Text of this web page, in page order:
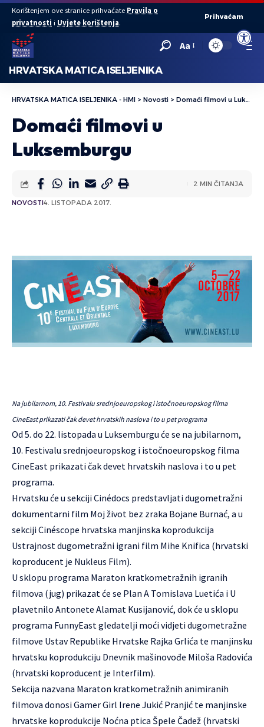
Open
Korištenjem ove stranice prihvaćate Pravila o
privatnosti i Uvjete korištenja.
Prihvaćam
Aa
HRVATSKA MATICA ISELJENIKA
HRVATSKA MATICA ISELJENIKA - HMI > Novosti > Domaći filmovi u Luksemburgu
Domaći filmovi u
Luksemburgu
NOVOSTI4. LISTOPADA 2017.
2 MIN ČITANJA
Na jubilarnom, 10. Festivalu srednjoeuropskog i istočnoeuropskog filma
CineEast prikazati čak devet hrvatskih naslova i to u pet programa
Od 5. do 22. listopada u Luksemburgu će se na jubilarnom,
10. Festivalu srednjoeuropskog i istočnoeuropskog filma
CineEast prikazati čak devet hrvatskih naslova i to u pet
programa.
Hrvatsku će u sekciji Cinédocs predstavljati dugometražni
dokumentarni film Moj život bez zraka Bojane Burnać, a u
sekciji Cinéscope hrvatska manjinska koprodukcija
Ustrajnost dugometražni igrani film Mihe Knifica (hrvatski
koproducent je Nukleus Film).
U sklopu programa Maraton kratkometražnih igranih
filmova (jug) prikazat će se Plan A Tomislava Luetića i U
plavetnilo Antonete Alamat Kusijanović, dok će u sklopu
programa FunnyEast gledatelji moći vidjeti dugometražne
filmove Ustav Republike Hrvatske Rajka Grlića te manjinsku
hrvatsku koprodukciju Dnevnik mašinovođe Miloša Radovića
(hrvatski koproducent je Interfilm).
Sekcija nazvana Maraton kratkometražnih animiranih
filmova donosi Gamer Girl Irene Jukić Pranjić te manjinske
hrvatske koprodukcije Noćna ptica Špele Čadež (hrvatski